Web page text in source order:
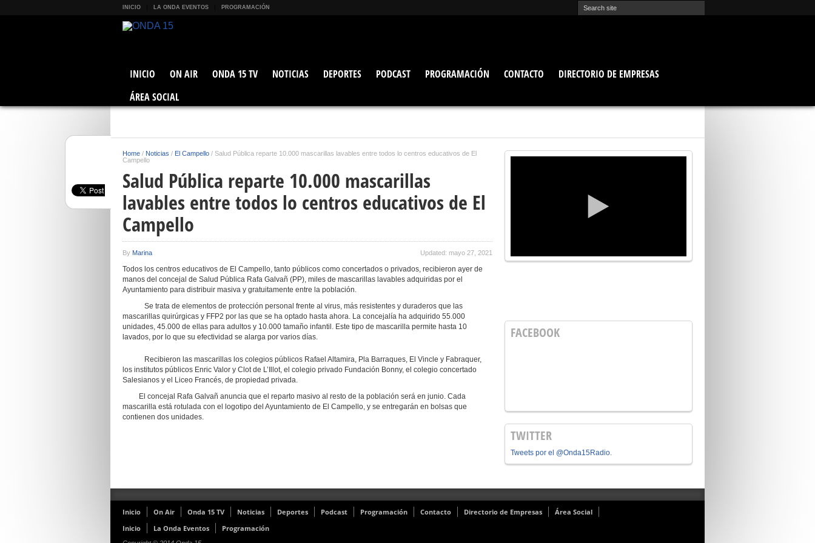
INICIO LA ONDA EVENTOS PROGRAMACIÓN
INICIO ON AIR ONDA 15 TV NOTICIAS DEPORTES PODCAST PROGRAMACIÓN CONTACTO
DIRECTORIO DE EMPRESAS
ÁREA SOCIAL
Home / Noticias / El Campello / Salud Pública reparte 10.000 mascarillas lavables entre todos lo centros educativos de El
Campello
Salud Pública reparte 10.000 mascarillas
lavables entre todos lo centros educativos de El
Campello
By Marina Updated: mayo 27, 2021
Todos los centros educativos de El Campello, tanto públicos como concertados o privados, recibieron ayer de
manos del concejal de Salud Pública Rafa Galvañ (PP), miles de mascarillas lavables adquiridas por el
Ayuntamiento para distribuir masiva y gratuitamente entre la población.
Se trata de elementos de protección personal frente al virus, más resistentes y duraderos que las
mascarillas quirúrgicas y FFP2 por las que se ha optado hasta ahora. La concejalía ha adquirido 55.000
unidades, 45.000 de ellas para adultos y 10.000 tamaño infantil. Este tipo de mascarilla permite hasta 10
lavados, por lo que su efectividad se alarga por varios días.
Recibieron las mascarillas los colegios públicos Rafael Altamira, Pla Barraques, El Vincle y Fabraquer,
los institutos públicos Enric Valor y Clot de L’Illot, el colegio privado Fundación Bonny, el colegio concertado
Salesianos y el Liceo Francés, de propiedad privada.
El concejal Rafa Galvañ anuncia que el reparto masivo al resto de la población será en junio. Cada
mascarilla está rotulada con el logotipo del Ayuntamiento de El Campello, y se entregarán en bolsas que
contienen dos unidades.
FACEBOOK
TWITTER
Tweets por el @Onda15Radio.
Inicio On Air Onda 15 TV Noticias Deportes Podcast Programación Contacto Directorio de Empresas
Área Social
Inicio
La Onda Eventos Programación